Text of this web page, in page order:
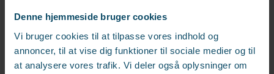
Denne hjemmeside bruger cookies
Vi bruger cookies til at tilpasse vores indhold og
annoncer, til at vise dig funktioner til sociale medier og til
at analysere vores trafik. Vi deler også oplysninger om